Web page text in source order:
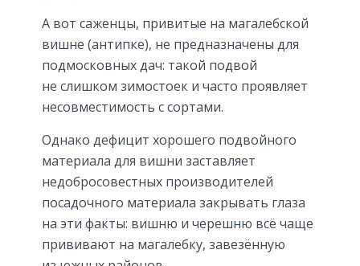
А вот саженцы, привитые на магалебской
вишне (антипке), не предназначены для
подмосковных дач: такой подвой
не слишком зимостоек и часто проявляет
несовместимость с сортами.
Однако дефицит хорошего подвойного
материала для вишни заставляет
недобросовестных производителей
посадочного материала закрывать глаза
на эти факты: вишню и черешню всё чаще
прививают на магалебку, завезённую